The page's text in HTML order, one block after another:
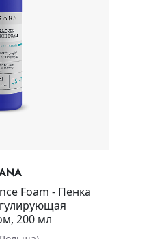
Foam - Пенка
200 мл